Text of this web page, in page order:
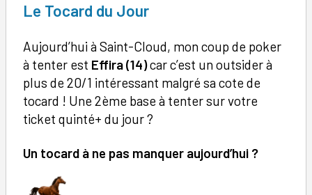
Le Tocard du Jour
Aujourd’hui à Saint-Cloud, mon coup de poker
à tenter est Effira (14)car c’est un outsider à
plus de 20/1 intéressant malgré sa cote de
tocard ! Une 2ème base à tenter sur votre
ticket quinté+ du jour ?
Un tocard à ne pas manquer aujourd’hui ?